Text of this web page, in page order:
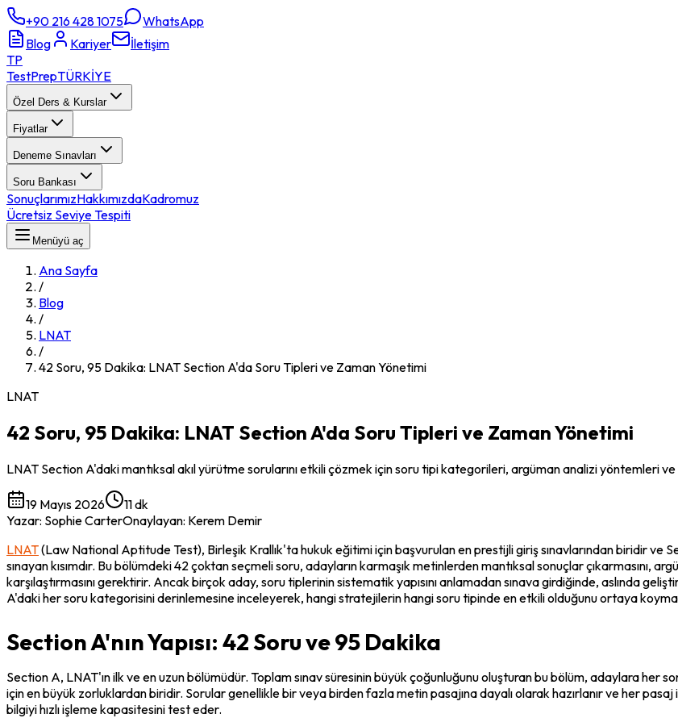
+90 216 428 1075
WhatsApp
Blog
Kariyer
İletişim
TP
TestPrepTÜRKİYE
Özel Ders & Kurslar
Fiyatlar
Deneme Sınavları
Soru Bankası
SonuçlarımızHakkımızdaKadromuz
Ücretsiz Seviye Tespiti
Menüyü aç
Ana Sayfa
/
Blog
/
LNAT
/
42 Soru, 95 Dakika: LNAT Section A'da Soru Tipleri ve Zaman Yönetimi
LNAT
42 Soru, 95 Dakika: LNAT Section A'da Soru Tipleri ve Zaman Yönetimi
LNAT Section A'daki mantıksal akıl yürütme sorularını etkili çözmek için soru tipi kategorileri, argüman analizi yöntemleri
19 Mayıs 2026
11 dk
Yazar: Sophie CarterOnaylayan: Kerem Demir
LNAT (Law National Aptitude Test), Birleşik Krallık'ta hukuk eğitimi için başvurulan en prestijli giriş sınavlarından biridir ve
sınayan kısımdır. Bu bölümdeki 42 çoktan seçmeli soru, adayların karmaşık metinlerden mantıksal sonuçlar çıkarmasını,
karşılaştırmasını gerektirir. Ancak birçok aday, soru tiplerinin sistematik yapısını anlamadan sınava girdiğinde, aslında
A'daki her soru kategorisini derinlemesine inceleyerek, hangi stratejilerin hangi soru tipinde en etkili olduğunu ortaya
Section A'nın Yapısı: 42 Soru ve 95 Dakika
Section A, LNAT'ın ilk ve en uzun bölümüdür. Toplam sınav süresinin büyük çoğunluğunu oluşturan bu bölüm, adaylara her
için en büyük zorluklardan biridir. Sorular genellikle bir veya birden fazla metin pasajına dayalı olarak hazırlanır ve her pasaj
bilgiyi hızlı işleme kapasitesini test eder.